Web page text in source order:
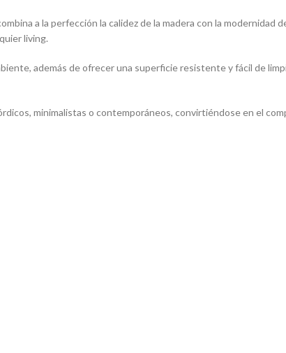
a la perfección la calidez de la madera con la modernidad
living.
además de ofrecer una superficie resistente y fácil de
minimalistas o contemporáneos, convirtiéndose en el